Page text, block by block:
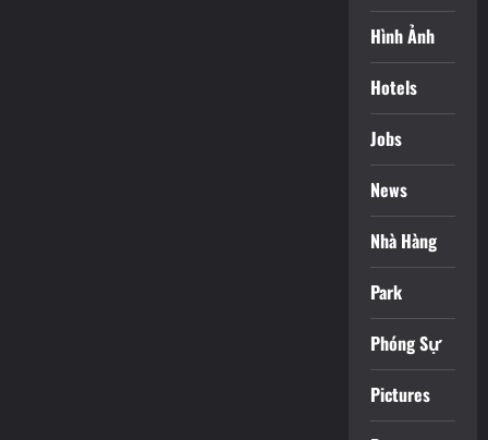
Hình Ảnh
Hotels
Jobs
News
Nhà Hàng
Park
Phóng Sự
Pictures